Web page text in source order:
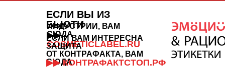
ИНДУСТРИИ, ВАМ
СЮДА
ЕСЛИ ВЫ ИЗ
БЬЮТИ
▶▶
COSMETICLABEL.RU
ЕСЛИ ВАМ ИНТЕРЕСНА
ЗАЩИТА
ОТ КОНТРАФАКТА, ВАМ
СЮДА
▶▶ КОНТРАФАКТСТОП.РФ